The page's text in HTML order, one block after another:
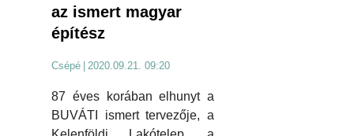
az ismert magyar
építész
Csépé 2020.09.21. 09:20
87 éves korában elhunyt a
BUVÁTI ismert tervezője, a